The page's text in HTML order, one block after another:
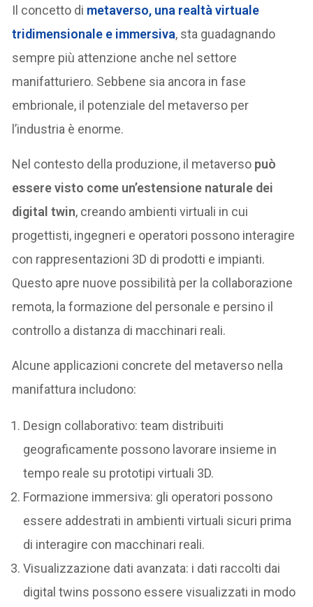
Il concetto di metaverso, una realtà virtuale
tridimensionale e immersiva, sta guadagnando
sempre più attenzione anche nel settore
manifatturiero. Sebbene sia ancora in fase
embrionale, il potenziale del metaverso per
l’industria è enorme.
Nel contesto della produzione, il metaverso può
essere visto come un’estensione naturale dei
digital twin, creando ambienti virtuali in cui
progettisti, ingegneri e operatori possono interagire
con rappresentazioni 3D di prodotti e impianti.
Questo apre nuove possibilità per la collaborazione
remota, la formazione del personale e persino il
controllo a distanza di macchinari reali.
Alcune applicazioni concrete del metaverso nella
manifattura includono:
Design collaborativo: team distribuiti
geograficamente possono lavorare insieme in
tempo reale su prototipi virtuali 3D.
Formazione immersiva: gli operatori possono
essere addestrati in ambienti virtuali sicuri prima
di interagire con macchinari reali.
Visualizzazione dati avanzata: i dati raccolti dai
digital twins possono essere visualizzati in modo